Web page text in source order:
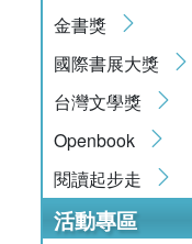
金書獎
國際書展大獎
台灣文學獎
Openbook
閱讀起步走
活動專區